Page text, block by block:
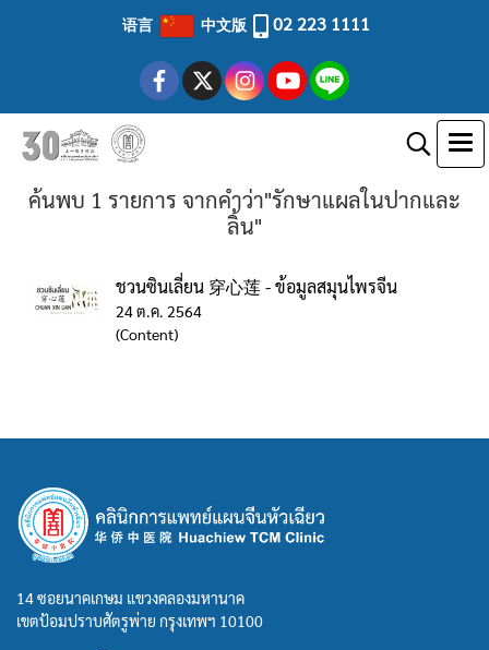
语言 中文版 02 223 1111
ค้นพบ 1 รายการ จากคำว่า"รักษาแผลในปากและ
ลิ้น"
ชวนซินเลี่ยน 穿心莲 - ข้อมูลสมุนไพรจีน
24 ต.ค. 2564
(Content)
14 ซอยนาคเกษม แขวงคลองมหานาค
เขตป้อมปราบศัตรูพ่าย กรุงเทพฯ 10100